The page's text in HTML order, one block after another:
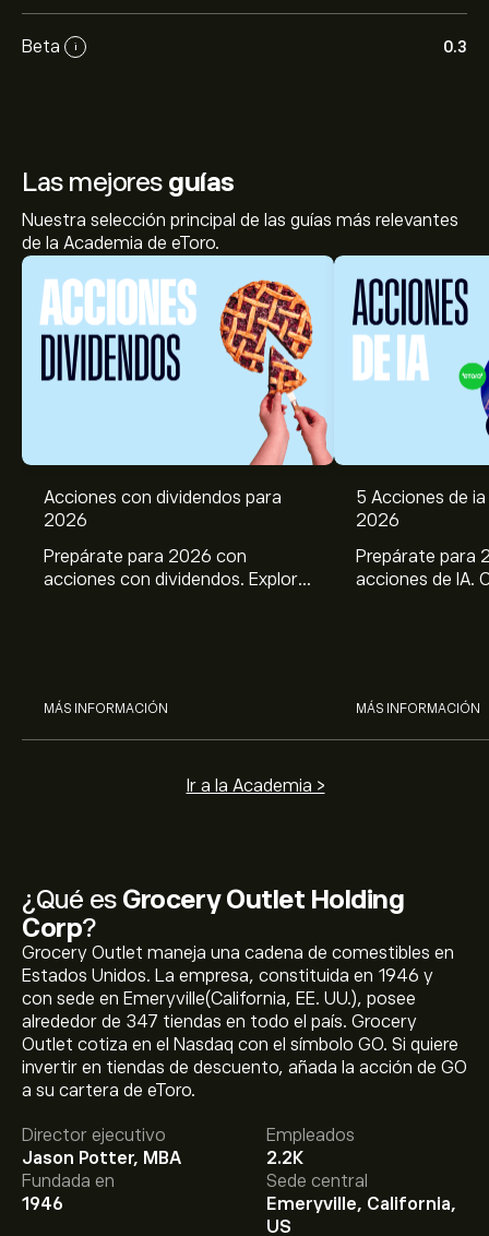
Beta i 0.3
¿Qué es Grocery Outlet Holding
Corp?
Grocery Outlet maneja una cadena de comestibles en
Estados Unidos. La empresa, constituida en 1946 y
con sede en Emeryville(California, EE. UU.), posee
alrededor de 347 tiendas en todo el país. Grocery
Outlet cotiza en el Nasdaq con el símbolo GO. Si quiere
invertir en tiendas de descuento, añada la acción de GO
a su cartera de eToro.
Director ejecutivo
Jason Potter, MBA
Empleados
2.2K
Fundada en
1946
Sede central
Emeryville, California,
US
Las mejores guías
Nuestra selección principal de las guías más relevantes
de la Academia de eToro.
Acciones con dividendos para
2026
Prepárate para 2026 con
acciones con dividendos. Explora
MÁS INFORMACIÓN
5 Acciones de
2026
Prepárate para
acciones de IA.
MÁS INFORMACIÓN
Ir a la Academia >
El precio actual de las acciones de GO es de 9.91‎$‎.
El precio medio objetivo para las acciones de Grocery
Outlet Holding Corp es de 9.91‎$‎.Regístrate
en eToro
para conocer los precios objetivo y las previsiones de